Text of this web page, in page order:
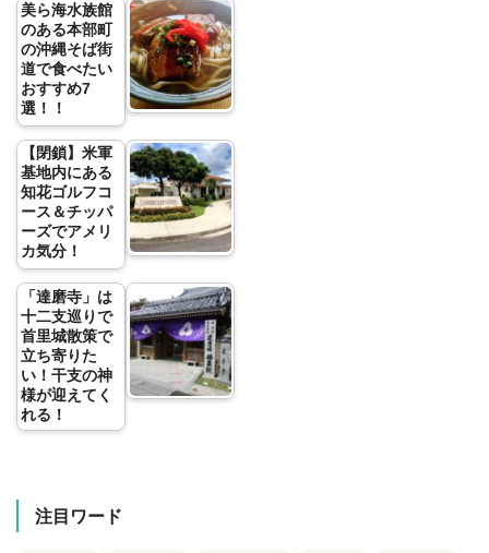
美ら海水族館
のある本部町
の沖縄そば街
道で食べたい
おすすめ7
選！！
【閉鎖】米軍
基地内にある
知花ゴルフコ
ース＆チッパ
ーズでアメリ
カ気分！
「達磨寺」は
十二支巡りで
首里城散策で
立ち寄りた
い！干支の神
様が迎えてく
れる！
注目ワード